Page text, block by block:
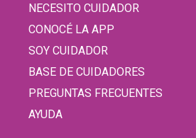
NECESITO CUIDADOR
CONOCÉ LA APP
SOY CUIDADOR
BASE DE CUIDADORES
PREGUNTAS FRECUENTES
AYUDA